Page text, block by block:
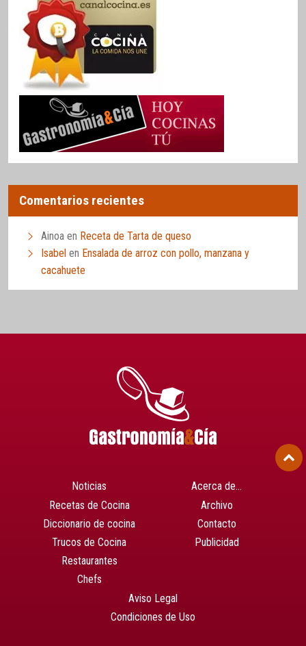
Comentarios recientes
Ainoa en Receta de Tarta de queso
Isabel en Ensalada de arroz con pollo, manzana y
cacahuete
Noticias
Recetas de Cocina
Diccionario de cocina
Trucos de Cocina
Restaurantes
Chefs
Acerca de…
Archivo
Contacto
Publicidad
Aviso Legal
Condiciones de Uso